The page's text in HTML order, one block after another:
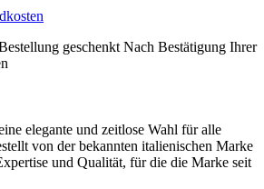
geschenkt Nach Bestätigung Ihrer
elegante und zeitlose Wahl für alle
von der bekannten italienischen Marke
und Qualität, für die die Marke seit